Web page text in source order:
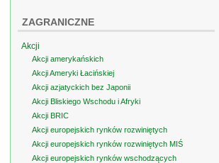
ZAGRANICZNE
Akcji
Akcji amerykańskich
Akcji Ameryki Łacińskiej
Akcji azjatyckich bez Japonii
Akcji Bliskiego Wschodu i Afryki
Akcji BRIC
Akcji europejskich rynków rozwiniętych
Akcji europejskich rynków rozwiniętych MIŚ
Akcji europejskich rynków wschodzących